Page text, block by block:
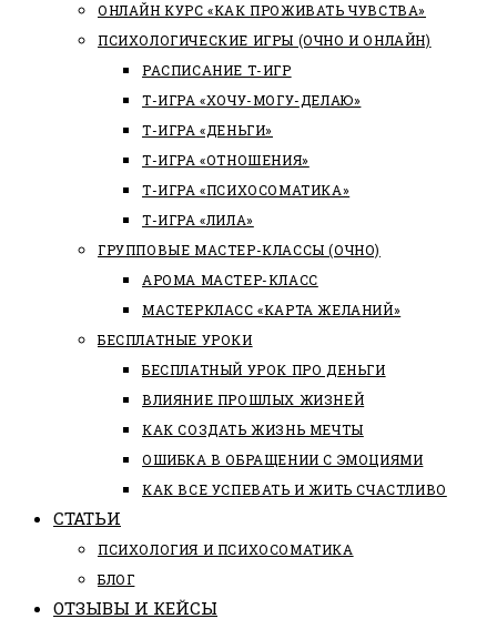
ОНЛАЙН КУРС «КАК ПРОЖИВАТЬ ЧУВСТВА»
ПСИХОЛОГИЧЕСКИЕ ИГРЫ (ОЧНО И ОНЛАЙН)
РАСПИСАНИЕ Т-ИГР
Т-ИГРА «ХОЧУ-МОГУ-ДЕЛАЮ»
Т-ИГРА «ДЕНЬГИ»
Т-ИГРА «ОТНОШЕНИЯ»
Т-ИГРА «ПСИХОСОМАТИКА»
Т-ИГРА «ЛИЛА»
ГРУППОВЫЕ МАСТЕР-КЛАССЫ (ОЧНО)
АРОМА МАСТЕР-КЛАСС
МАСТЕРКЛАСС «КАРТА ЖЕЛАНИЙ»
БЕСПЛАТНЫЕ УРОКИ
БЕСПЛАТНЫЙ УРОК ПРО ДЕНЬГИ
ВЛИЯНИЕ ПРОШЛЫХ ЖИЗНЕЙ
КАК СОЗДАТЬ ЖИЗНЬ МЕЧТЫ
ОШИБКА В ОБРАЩЕНИИ С ЭМОЦИЯМИ
КАК ВСЕ УСПЕВАТЬ И ЖИТЬ СЧАСТЛИВО
СТАТЬИ
ПCИХОЛОГИЯ И ПСИХОСОМАТИКА
БЛОГ
ОТЗЫВЫ И КЕЙСЫ